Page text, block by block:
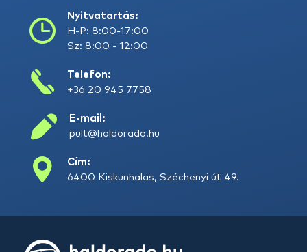
Nyitvatartás:
H-P: 8:00-17:00
Sz: 8:00 - 12:00
Telefon:
+36 20 945 7758
E-mail:
pult@haldorado.hu
Cím:
6400 Kiskunhalas, Széchenyi út 49.